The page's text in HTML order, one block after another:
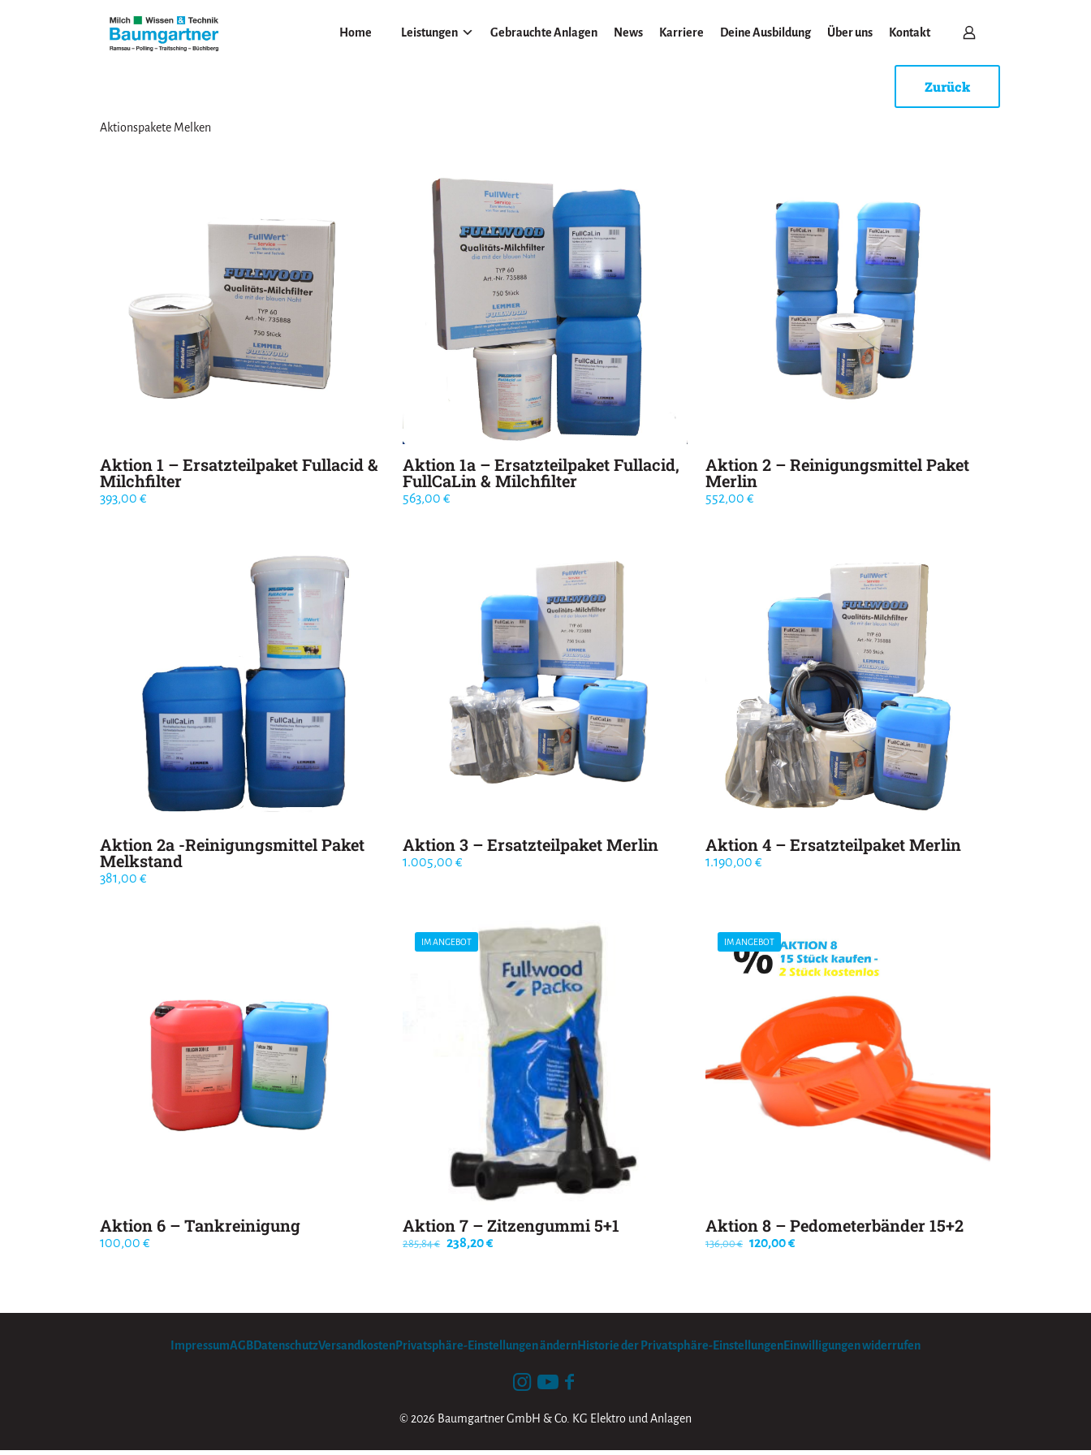
Home Leistungen Gebrauchte Anlagen News Karriere Deine Ausbildung Über uns Kontakt
Zurück
Aktionspakete Melken
Aktion 1 – Ersatzteilpaket Fullacid &
Milchfilter
393,00€
Aktion 1a – Ersatzteilpaket Fullacid,
FullCaLin & Milchfilter
563,00€
Aktion 2 – Reinigungsmittel Paket
Merlin
552,00€
Aktion 2a -Reinigungsmittel Paket
Melkstand
381,00€
Aktion 3 – Ersatzteilpaket Merlin
1.005,00€
Aktion 4 – Ersatzteilpaket Merlin
1.190,00€
Aktion 6 – Tankreinigung
100,00€
IM ANGEBOT
Aktion 7 – Zitzengummi 5+1
285,84€ Ursprünglicher
238,20€Aktueller
IM ANGEBOT
Aktion 8 – Pedometerbänder 15+2
136,00€ Ursprünglicher
120,00€Aktueller
ImpressumAGBDatenschutzVersandkostenPrivatsphäre-Einstellungen ändernHistorie der Privatsphäre-EinstellungenEinwilligungen widerrufen
© 2026 Baumgartner GmbH & Co. KG Elektro und Anlagen